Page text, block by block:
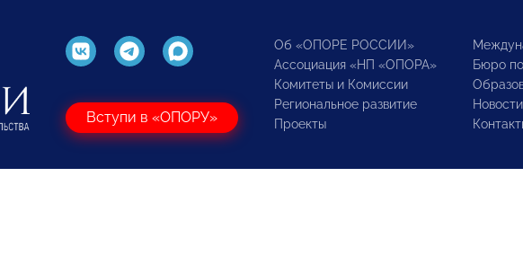
Вступи в «ОПОРУ»
Об «ОПОРЕ РОССИИ»
Ассоциация «НП «ОПОРА»
Комитеты и Комиссии
Региональное развитие
Проекты
Бюро
Новости